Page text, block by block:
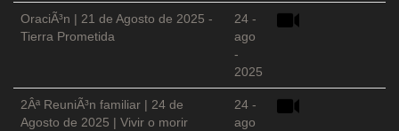
OraciÃ³n | 21 de Agosto de 2025 -
Tierra Prometida
24 -
ago
-
2025
2Âª ReuniÃ³n familiar | 24 de
Agosto de 2025 | Vivir o morir
24 -
ago